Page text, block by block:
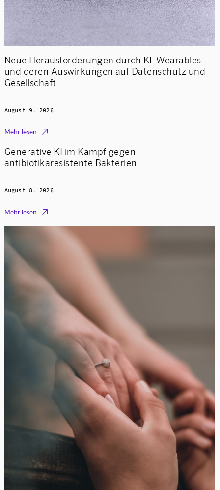
Neue Herausforderungen durch KI-Wearables
und deren Auswirkungen auf Datenschutz und
Gesellschaft
August 9, 2026
Mehr lesen 
Generative KI im Kampf gegen
antibiotikaresistente Bakterien
August 8, 2026
Mehr lesen 